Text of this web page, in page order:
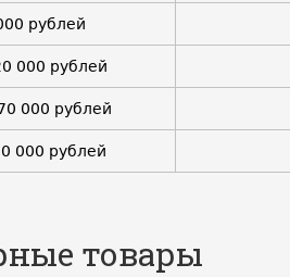
рублей
000 рублей
000 рублей
000 рублей
товары